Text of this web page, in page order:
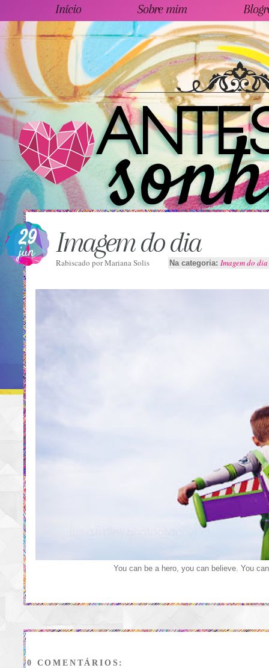
Início Sobre mim
29
jun Imagem do dia
Rabiscado porMariana Solis Na categoria: Imagem do dia
You can be a hero, you can believe. You
0 COMENTÁRIOS: